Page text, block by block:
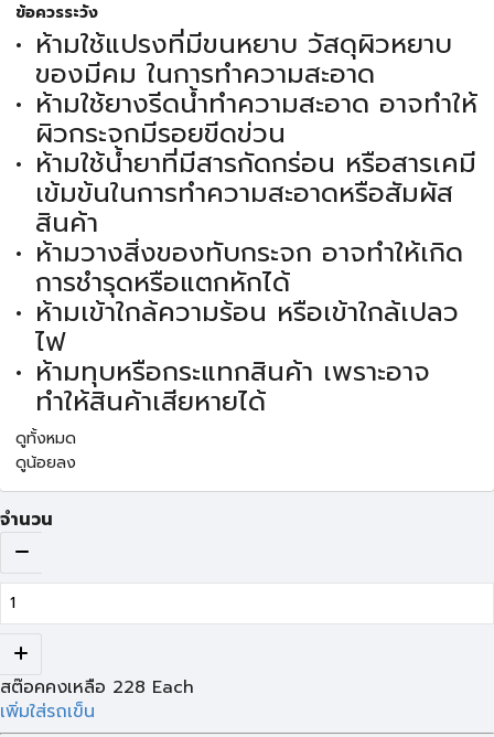
ข้อควรระวัง
ห้ามใช้แปรงที่มีขนหยาบ วัสดุผิวหยาบ
ของมีคม ในการทำความสะอาด
ห้ามใช้ยางรีดน้ำทำความสะอาด อาจทำให้
ผิวกระจกมีรอยขีดข่วน
ห้ามใช้น้ำยาที่มีสารกัดกร่อน หรือสารเคมี
เข้มข้นในการทำความสะอาดหรือสัมผัส
สินค้า
ห้ามวางสิ่งของทับกระจก อาจทำให้เกิด
การชำรุดหรือแตกหักได้
ห้ามเข้าใกล้ความร้อน หรือเข้าใกล้เปลว
ไฟ
ห้ามทุบหรือกระแทกสินค้า เพราะอาจ
ทำให้สินค้าเสียหายได้
ดูทั้งหมด
ดูน้อยลง
จำนวน
สต๊อคคงเหลือ 228 Each
เพิ่มใส่รถเข็น